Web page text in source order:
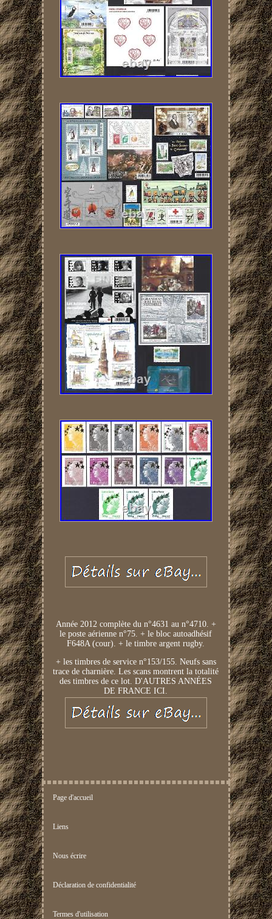
Année 2012 complète du n°4631 au n°4710. +
le poste aérienne n°75. + le bloc autoadhésif
F648A (cour). + le timbre argent rugby.
+ les timbres de service n°153/155. Neufs sans
trace de charnière. Les scans montrent la totalité
des timbres de ce lot. D'AUTRES ANNÉES
DE FRANCE ICI.
Page d'accueil
Liens
Nous écrire
Déclaration de confidentialité
Termes d'utilisation